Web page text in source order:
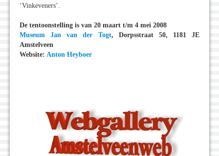
‘Vinkeveners’.
De tentoonstelling is van 20 maart t/m 4 mei 2008
Museum Jan van der Togt, Dorpsstraat 50, 1181 JE
Amstelveen
Website: Anton Heyboer